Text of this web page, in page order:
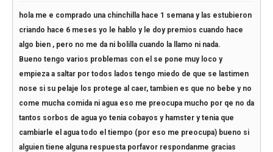
hola me e comprado una chinchilla hace 1 semana y las estubieron
criando hace 6 meses yo le hablo y le doy premios cuando hace
algo bien , pero no me da ni bolilla cuando la llamo ni nada.
Bueno tengo varios problemas con el se pone muy loco y
empieza a saltar por todos lados tengo miedo de que se lastimen
nose si su pelaje los protege al caer, tambien es que no bebe y no
come mucha comida ni agua eso me preocupa mucho por qe no da
tantos sorbos de agua yo tenia cobayos y hamster y tenia que
cambiarle el agua todo el tiempo (por eso me preocupa) bueno si
alguien tiene alguna respuesta porfavor respondanme gracias